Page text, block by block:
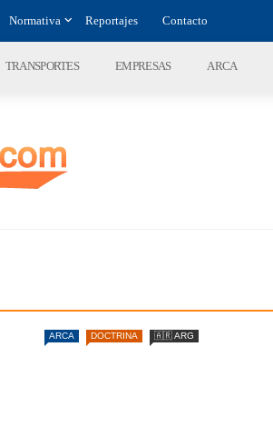
Normativa Reportajes Contacto
TRANSPORTES EMPRESAS ARCA
ARCA DOCTRINA 🇦🇷 ARG